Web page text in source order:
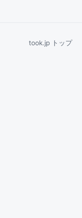
took.jp トップ